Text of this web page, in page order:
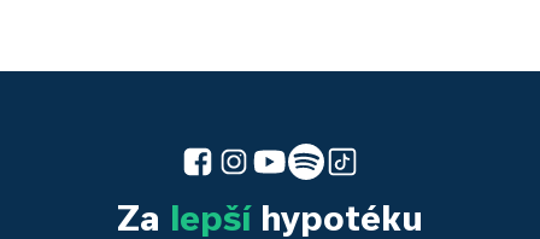
Za lepšíhypotéku